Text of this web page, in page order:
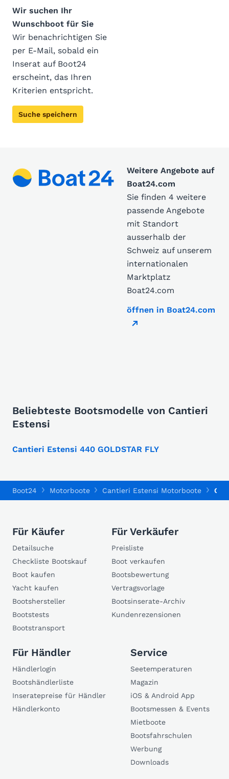
Wir suchen Ihr
Wunschboot für Sie
Wir benachrichtigen Sie
per E-Mail, sobald ein
Inserat auf Boot24
erscheint, das Ihren
Kriterien entspricht.
Suche speichern
Weitere Angebote auf
Boat24.com
Sie finden 4 weitere
passende Angebote
mit Standort
ausserhalb der
Schweiz auf unserem
internationalen
Marktplatz
Boat24.com
öffnen in Boat24.com
Beliebteste Bootsmodelle von Cantieri
Estensi
Cantieri Estensi 440 GOLDSTAR FLY
Boot24 Motorboote Cantieri Estensi Motorboote
Für Käufer
Detailsuche
Checkliste Bootskauf
Boot kaufen
Yacht kaufen
Bootshersteller
Bootstests
Bootstransport
Für Verkäufer
Preisliste
Boot verkaufen
Bootsbewertung
Vertragsvorlage
Bootsinserate-Archiv
Kundenrezensionen
Für Händler
Händlerlogin
Bootshändlerliste
Inseratepreise für Händler
Händlerkonto
Service
Seetemperaturen
Magazin
iOS & Android App
Bootsmessen & Events
Mietboote
Bootsfahrschulen
Werbung
Downloads